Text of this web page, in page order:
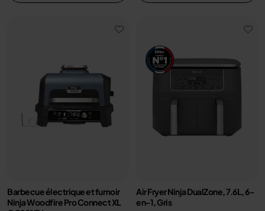
Barbecue électrique et fumoir
Ninja Woodfire Pro Connect XL
Air Fryer Ninja DualZone, 7.6L, 6-
en-1, Gris